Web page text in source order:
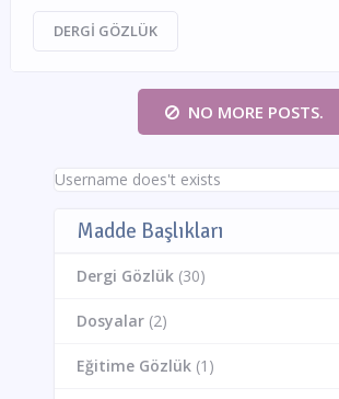
DERGI GÖZLÜK
NO MORE POSTS.
Username does't exists
Madde Başlıkları
Dergi Gözlük(30)
Dosyalar(2)
Eğitime Gözlük(1)